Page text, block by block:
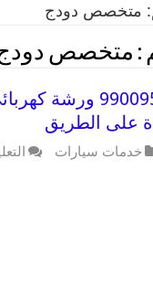
متخصص دودج
: متخصص
كراج دودج 99009551
على الطريق
خدمات سيارات